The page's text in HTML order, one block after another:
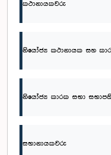
කථානායකවරු
නි‌යෝජ්‍ය කථානායක සහ
නියෝජ්‍ය කාරක සභා
සභානායකවරු